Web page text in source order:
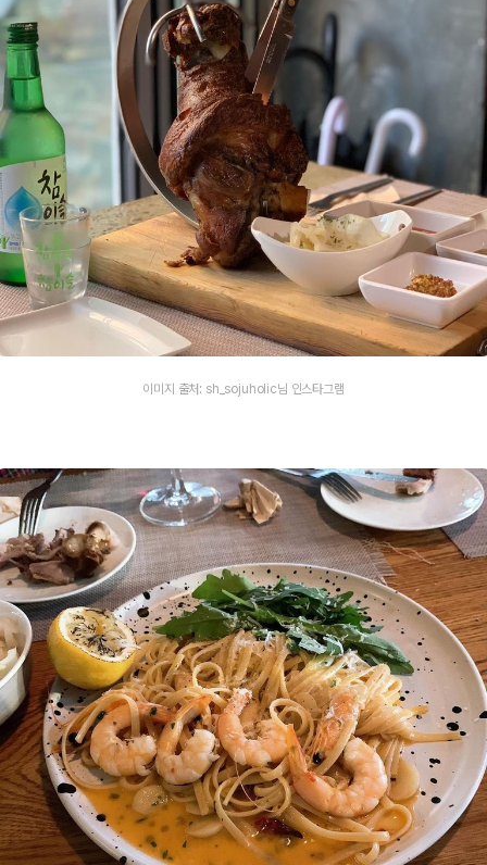
이미지 출처: sh_sojuholic님 인스타그램